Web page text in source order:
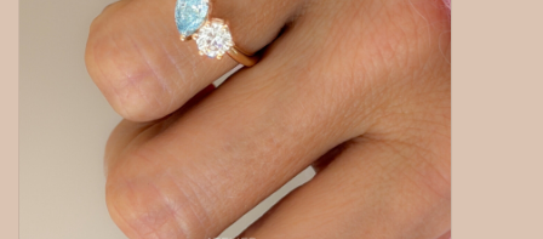
Armbanden
Nose & Paw collectie